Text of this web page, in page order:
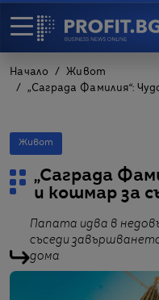
Начало
Живот
„Саграда Фамилия“:
Живот
„Саграда
и кошмар за
Папата идва в
съседи
дома